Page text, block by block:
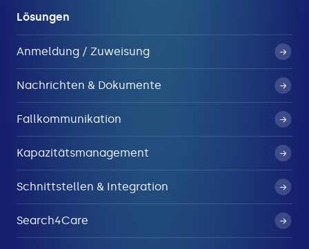
Lösungen
Anmeldung / Zuweisung
Nachrichten & Dokumente
Fallkommunikation
Kapazitätsmanagement
Schnittstellen & Integration
Search4Care